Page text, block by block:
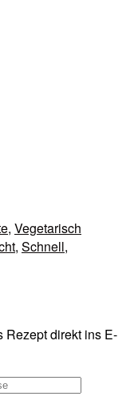
, Vegetarisch
, Schnell,
Rezept direkt ins E-